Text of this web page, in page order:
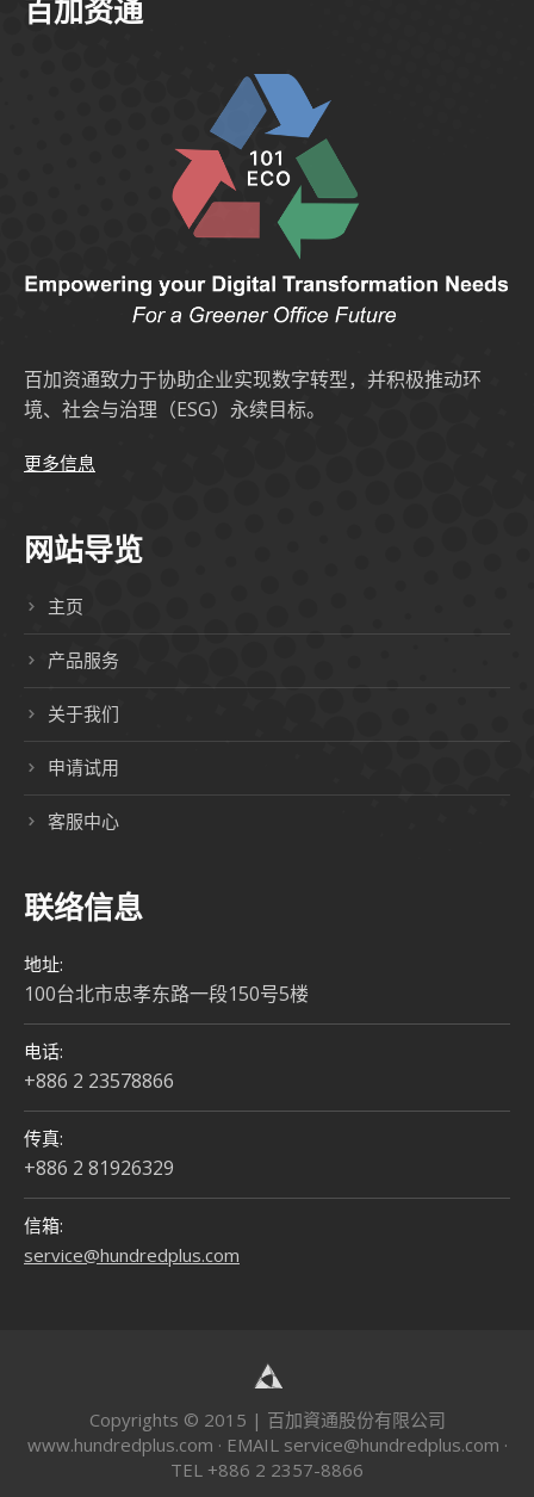
百加资通
百加资通致力于协助企业实现数字转型，并积极推动环
境、社会与治理（ESG）永续目标。
更多信息
网站导览
主页
产品服务
关于我们
申请试用
客服中心
联络信息
地址:
100台北市忠孝东路一段150号5楼
电话:
+886 2 23578866
传真:
+886 2 81926329
信箱:
service@hundredplus.com
Copyrights © 2015 | 百加資通股份有限公司
www.hundredplus.com · EMAIL service@hundredplus.com ·
TEL +886 2 2357-8866